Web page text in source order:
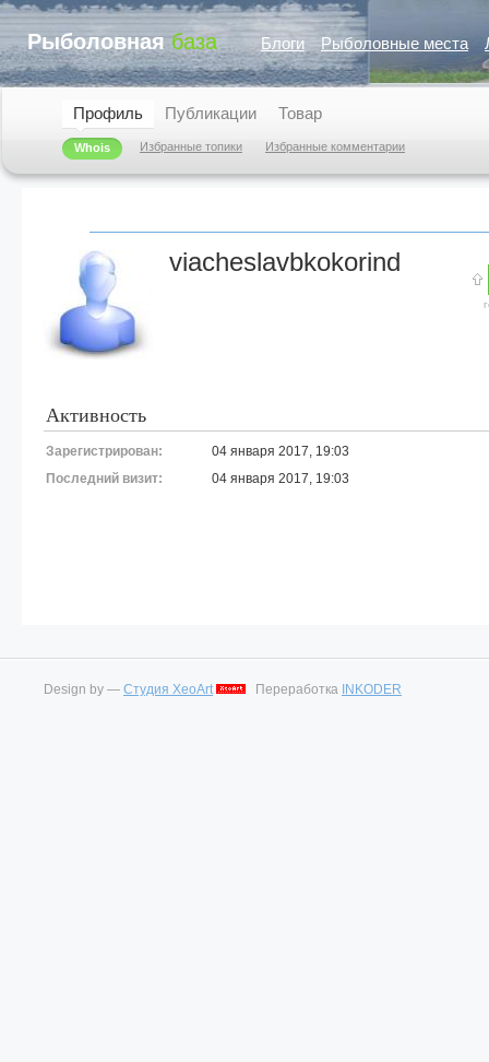
Рыболовная база Блоги Рыболовные места
Профиль
Whois Избранные топики Избранные комментарии
Публикации Товар
viacheslavbkokorind
Активность
Зарегистрирован:
04 января 2017, 19:03
Последний визит:
04 января 2017, 19:03
Design by — Студия XeoArt Переработка INKODER